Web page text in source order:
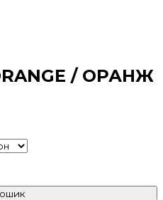
/ ОРАНЖ